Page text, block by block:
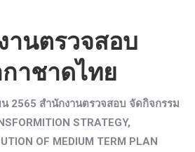
านตรวจสอบ
าชาดไทย
2565 สำนักงานตรวจสอบ จัดกิจกรรม
STRATEGY,
OF MEDIUM TERM PLAN